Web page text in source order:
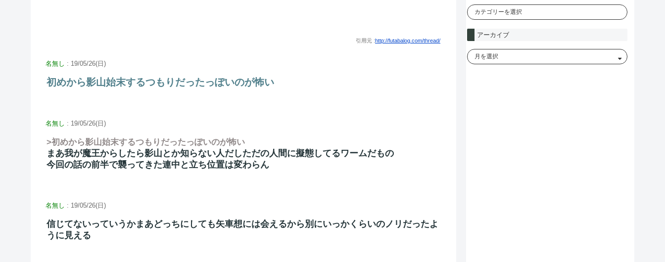
引用元 :http://futabalog.com/thread/
名無し : 19/05/26(日)
初めから影山始末するつもりだったっぽいのが怖い
名無し : 19/05/26(日)
>初めから影山始末するつもりだったっぽいのが怖い
まあ我が魔王からしたら影山とか知らない人だしただの人間に擬態してるワームだもの
今回の話の前半で襲ってきた連中と立ち位置は変わらん
名無し : 19/05/26(日)
信じてないっていうかまあどっちにしても矢車想には会えるから別にいっかくらいのノリだったよ
うに見える
アーカイブ